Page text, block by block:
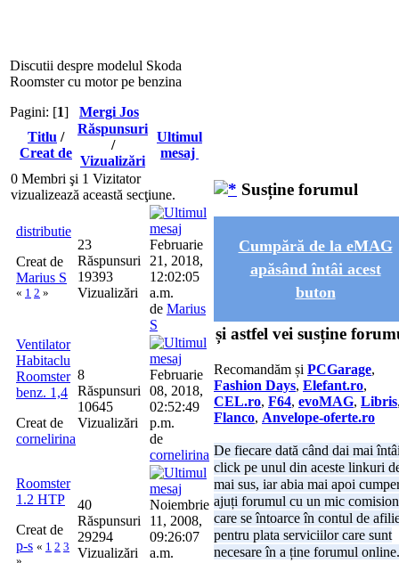
Discutii despre modelul Skoda
Roomster cu motor pe benzina
Pagini: [1] Mergi Jos
Titlu /
Creat de
Răspunsuri
/
Vizualizări
Ultimul
mesaj
0 Membri şi 1 Vizitator
vizualizează această secţiune.
distributie
Creat de
Marius S
« 1 2 »
23
Răspunsuri
19393
Vizualizări
Februarie
21, 2018,
12:02:05
a.m.
de Marius
S
Ventilator
Habitaclu
Roomster
benz. 1,4
Creat de
cornelirina
8
Răspunsuri
10645
Vizualizări
Februarie
08, 2018,
02:52:49
p.m.
de
cornelirina
Roomster
1.2 HTP
Creat de
p-s « 1 2 3
40
Răspunsuri
29294
Vizualizări
Noiembrie
11, 2008,
09:26:07
a.m.
Susține forumul
Cumpără de la eMAG
apăsând întâi acest
buton
și astfel vei susține
Recomandăm și PCGarage,
Fashion Days, Elefant.ro,
CEL.ro, F64, evoMAG, Libris
Flanco, Anvelope-oferte.ro
De fiecare dată când dai mai
click pe unul din aceste linkuri
mai sus, iar abia mai apoi
ajuți forumul cu un mic comision
care se întoarce în contul de
pentru plata serviciilor care sunt
necesare în a ține forumul online.